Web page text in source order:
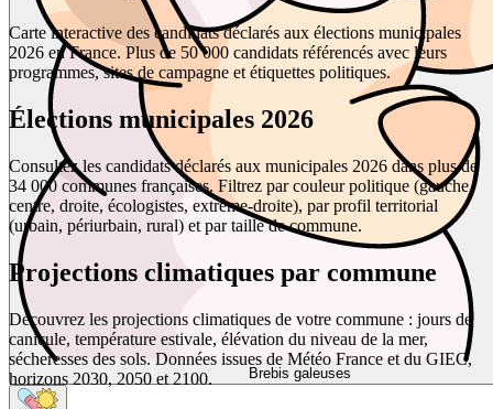
Brebis galeuses
Carte interactive des candidats déclarés aux élections municipales
2026 en France. Plus de 50 000 candidats référencés avec leurs
programmes, sites de campagne et étiquettes politiques.
Élections municipales 2026
Consultez les candidats déclarés aux municipales 2026 dans plus de
34 000 communes françaises. Filtrez par couleur politique (gauche,
centre, droite, écologistes, extrême-droite), par profil territorial
(urbain, périurbain, rural) et par taille de commune.
Projections climatiques par commune
Découvrez les projections climatiques de votre commune : jours de
canicule, température estivale, élévation du niveau de la mer,
sécheresses des sols. Données issues de Météo France et du GIEC,
horizons 2030, 2050 et 2100.